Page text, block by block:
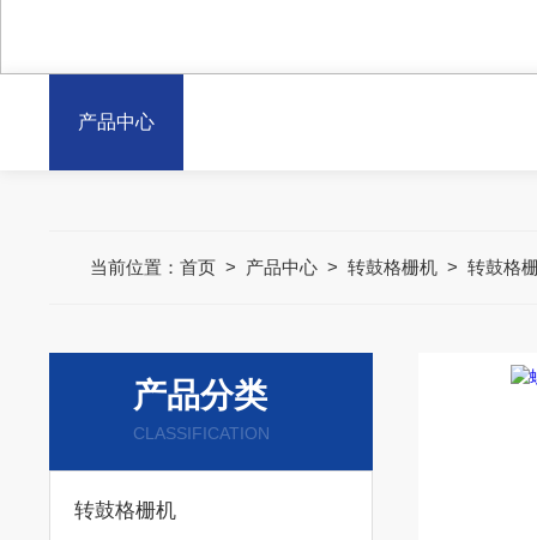
产品中心
当前位置： 首页> 产品中心> 转鼓格栅机> 转鼓格
产品分类
CLASSIFICATION
转鼓格栅机